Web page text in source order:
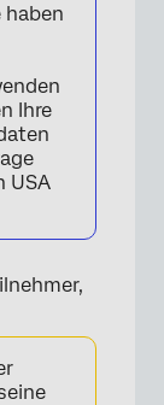
×
haben
Ihre
USA